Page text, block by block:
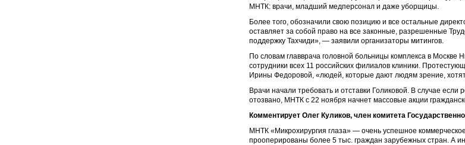
МНТК: врачи, младший медперсонал и даже уборщицы.
Более того, обозначили свою позицию и все остальные
оставляет за собой право на все законные, разрешенные
поддержку Тахчиди», — заявили организаторы митингов.
По словам главврача головной больницы комплекса в
сотрудники всех 11 российских филиалов клиники.
Ирины Федоровой, «людей, которые дают людям зрение,
Врачи начали требовать и отставки Голиковой. В случае
отозвано, МНТК с 22 ноября начнет массовые акции
Комментирует Олег Куликов, член комитета
МНТК «Микрохирургия глаза» — очень успешное
прооперированы более 5 тыс. граждан зарубежных стран. А